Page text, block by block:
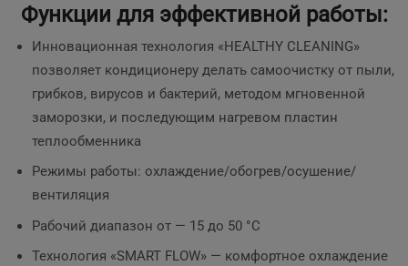
Функции для эффективной работы:
Инновационная технология «HEALTHY CLEANING»
позволяет кондиционеру делать самоочистку от пыли,
грибков, вирусов и бактерий, методом мгновенной
заморозки, и последующим нагревом пластин
теплообменника
Режимы работы: охлаждение/обогрев/осушение/
вентиляция
Рабочий диапазон от — 15 до 50 °C
Технология «SMART FLOW» — комфортное охлаждение